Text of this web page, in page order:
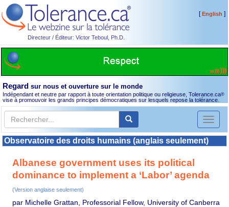
Directeur / Éditeur: Victor Teboul, Ph.D.
[English ]
Regard sur nous et ouverture sur le monde
Indépendant et neutre par rapport à toute orientation politique ou religieuse, Tolerance.ca®
vise à promouvoir les grands principes démocratiques sur lesquels repose la tolérance.
Toggle
Observatoire des droits humains (anglais seulement)
Albanese government uses its political
dominance to implement a ‘Labor’ agenda
(Version anglaise seulement)
par Michelle Grattan, Professorial Fellow, University of Canberra